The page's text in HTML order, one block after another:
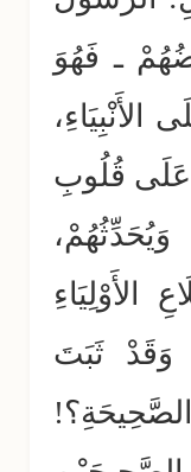
ـ فَهُوَ
عَلَى قُلُوبِ
وَيُحَدِّثُهُمْ،
الأَوْلِيَاءِ
وَقَدْ ثَبَتَ